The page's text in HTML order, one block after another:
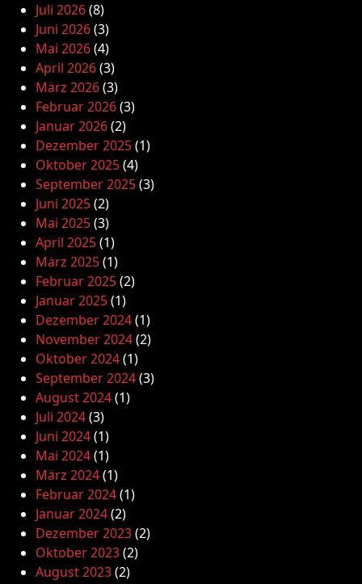
Juli 2026(8)
Juni 2026(3)
Mai 2026(4)
April 2026(3)
März 2026(3)
Februar 2026(3)
Januar 2026(2)
Dezember 2025(1)
Oktober 2025(4)
September 2025(3)
Juni 2025(2)
Mai 2025(3)
April 2025(1)
März 2025(1)
Februar 2025(2)
Januar 2025(1)
Dezember 2024(1)
November 2024(2)
Oktober 2024(1)
September 2024(3)
August 2024(1)
Juli 2024(3)
Juni 2024(1)
Mai 2024(1)
März 2024(1)
Februar 2024(1)
Januar 2024(2)
Dezember 2023(2)
Oktober 2023(2)
August 2023(2)